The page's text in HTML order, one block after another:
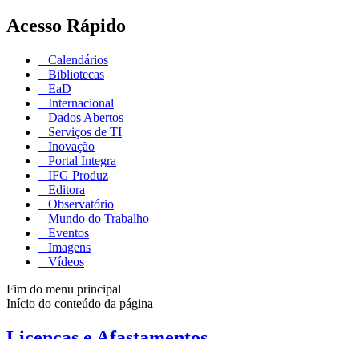
Acesso Rápido
Calendários
Bibliotecas
EaD
Internacional
Dados Abertos
Serviços de TI
Inovação
Portal Integra
IFG Produz
Editora
Observatório
Mundo do Trabalho
Eventos
Imagens
Vídeos
Fim do menu principal
Início do conteúdo da página